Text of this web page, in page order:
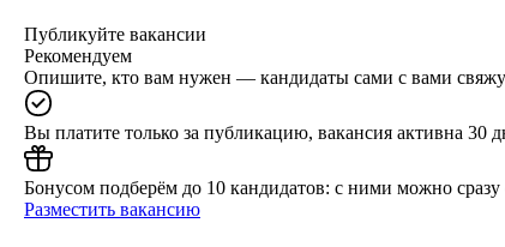
Публикуйте вакансии
Рекомендуем
Опишите, кто вам нужен — кандидаты сами с вами
Вы платите только за публикацию, вакансия активна 30
Бонусом подберём до 10 кандидатов: с ними можно сразу
Разместить вакансию